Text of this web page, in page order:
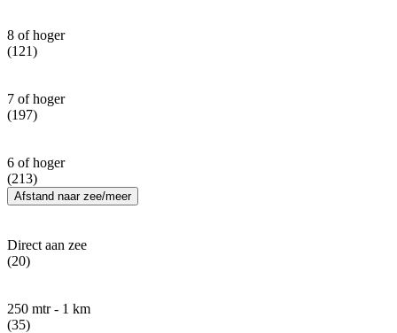
8 of hoger
(121)
7 of hoger
(197)
6 of hoger
(213)
Afstand naar zee/meer
Direct aan zee
(20)
250 mtr - 1 km
(35)